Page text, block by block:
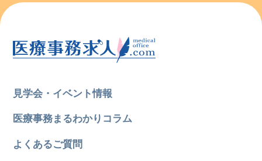
見学会・イベント情報
医療事務まるわかりコラム
よくあるご質問